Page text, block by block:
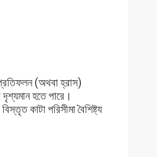
প্রতিফলন (অথবা হ্রাস)
হতে পারে।
কাটা পরিসীমা বৈশিষ্ট্য